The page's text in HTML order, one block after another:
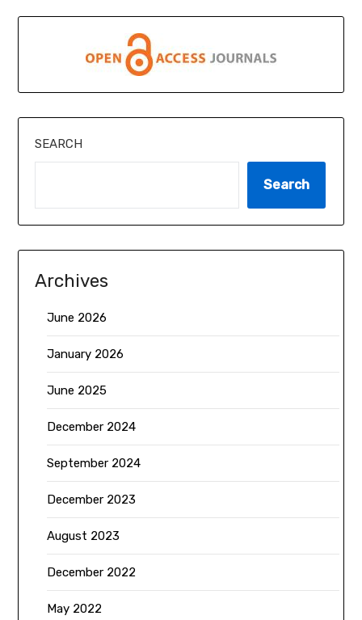
SEARCH
Search
Archives
June 2026
January 2026
June 2025
December 2024
September 2024
December 2023
August 2023
December 2022
May 2022